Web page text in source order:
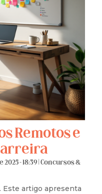
Remotos e
2025 - 18:39|Concursos &
Este artigo apresenta